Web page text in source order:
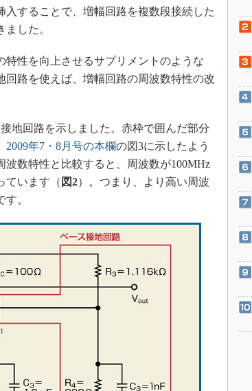
救うのか
」
ジニア」の
することで、増幅回路を複数段接続した
した。
性を向上させるサプリメントのような
回路を使えば、増幅回路の周波数特性の改
地回路を示しました。赤枠で囲んだ部分
2009年7・8月号の本欄の図3に示したよう
数特性と比較すると、周波数が100MHz
ています（ 図2）。つまり、より高い周波
。